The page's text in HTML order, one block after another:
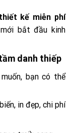
kế miễn phí
bắt đầu kinh
danh thiếp
bạn có thể
in đẹp, chi phí